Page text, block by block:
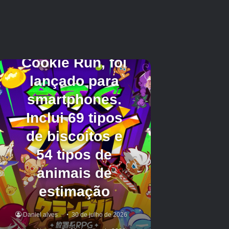
E antes de sair, não deixe de ler nossas
notícias sobre o Hit Platformer Poinpy, da
Downwell-Creators, que retornará ao celular em
breve!
Créditos Autor